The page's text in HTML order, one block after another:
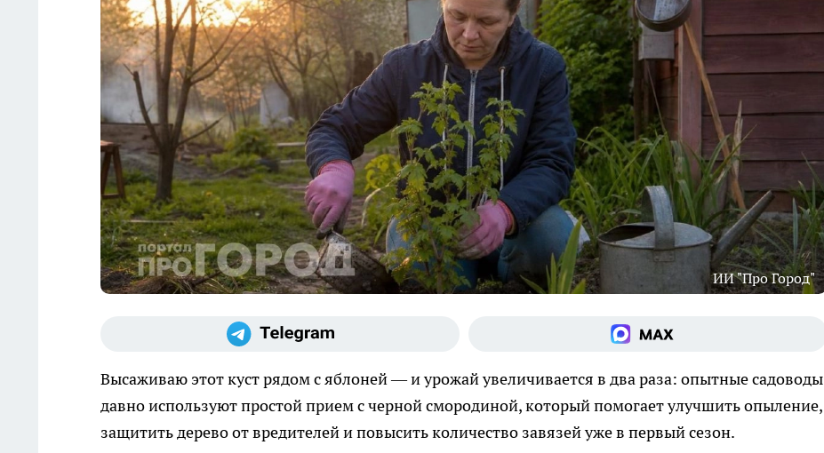
ИИ "Про Город"
Высаживаю этот куст рядом с яблоней — и урожай увеличивается в два раза: опытные садоводы
давно используют простой прием с черной смородиной, который помогает улучшить опыление,
защитить дерево от вредителей и повысить количество завязей уже в первый сезон.